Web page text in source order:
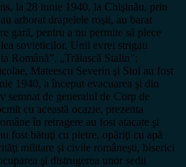
la 28 iunie 1940, la Chişinău, prin
arborat drapelele roşii, au barat
gară, pentru a nu permite să plece
sovieticilor. Unii evrei strigau
Română”, „Trăiască Stalin”;
Mateescu Severin şi Stol au fost
1940, a început evacuarea şi din
semnat de generalul de Corp de
cu această ocazie, prezenta
în retragere au fost atacate şi
fost bătuţi cu pietre, opăriţi cu apă
militare şi civile româneşti, biserici
şi distrugerea unor sedii